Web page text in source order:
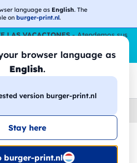
language as English. The
on burger-print.nl.
browser language as
English.
version burger-print.nl
Stay here
burger-print.nl
LAS VACACIONES- Atendemos sus
verano, incluso en agosto.
Sin parar
😎🌴
impresión DTF